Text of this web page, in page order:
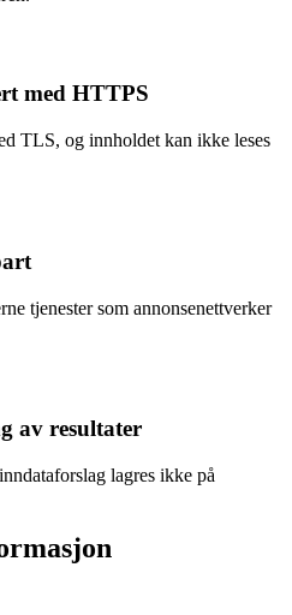
med HTTPS
TLS, og innholdet kan ikke leses
tjenester som annonsenettverker
av resultater
lagres ikke på